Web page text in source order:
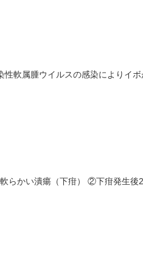
軟属腫ウイルスの感染によりイ
かい潰瘍（下疳） ②下疳発生後